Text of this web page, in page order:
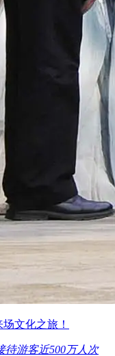
文化之旅！
待游客近500万人次